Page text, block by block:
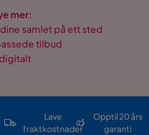
mer:
samlet på ett sted
tilbud
Lave
fraktkostnader
Opptil 20 års
garanti